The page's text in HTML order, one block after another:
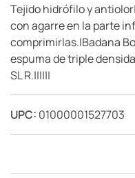
Tejido hidrófilo y
con agarre en la parte
comprimirlas.|Badana
espuma de triple
SL R.||||||
UPC: 01000001527703